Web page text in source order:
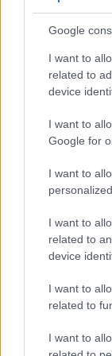
Google
I want to
related to
device
I want to
Google for
I want to
I want to
related to
device
I want to
related to
I want to
Ezektől délre
megette az
az eszement
abból
(Anhalter +
14 éve
El kéne már
@Karl